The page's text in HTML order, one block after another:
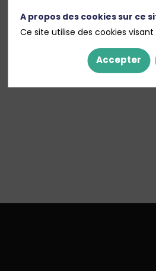
A propos des cookies sur ce
Ce site utilise des cookies
Accepter